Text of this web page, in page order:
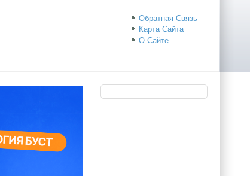
Обратная Связь
Карта Сайта
О Сайте